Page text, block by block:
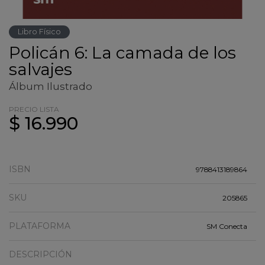
Libro Físico
Policán 6: La camada de los
salvajes
Álbum Ilustrado
PRECIO LISTA
$ 16.990
ISBN 9788413189864
SKU 205865
PLATAFORMA SM Conecta
DESCRIPCIÓN